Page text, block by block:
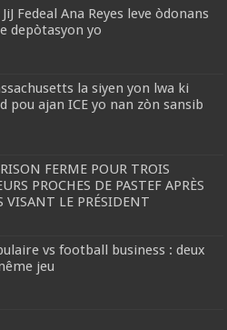
Fedeal Ana Reyes leve òdonans
depòtasyon yo
la siyen yon lwa ki
pou ajan ICE yo nan zòn sansib
FERME POUR TROIS
PROCHES DE PASTEF APRÈS
VISANT LE PRÉSIDENT
vs football business : deux
jeu